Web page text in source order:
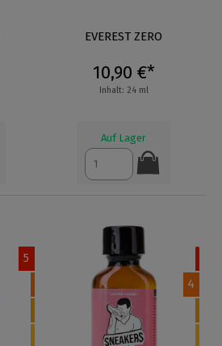
EVEREST ZERO
10,90 €*
Inhalt: 24 ml
Auf Lager
5
4